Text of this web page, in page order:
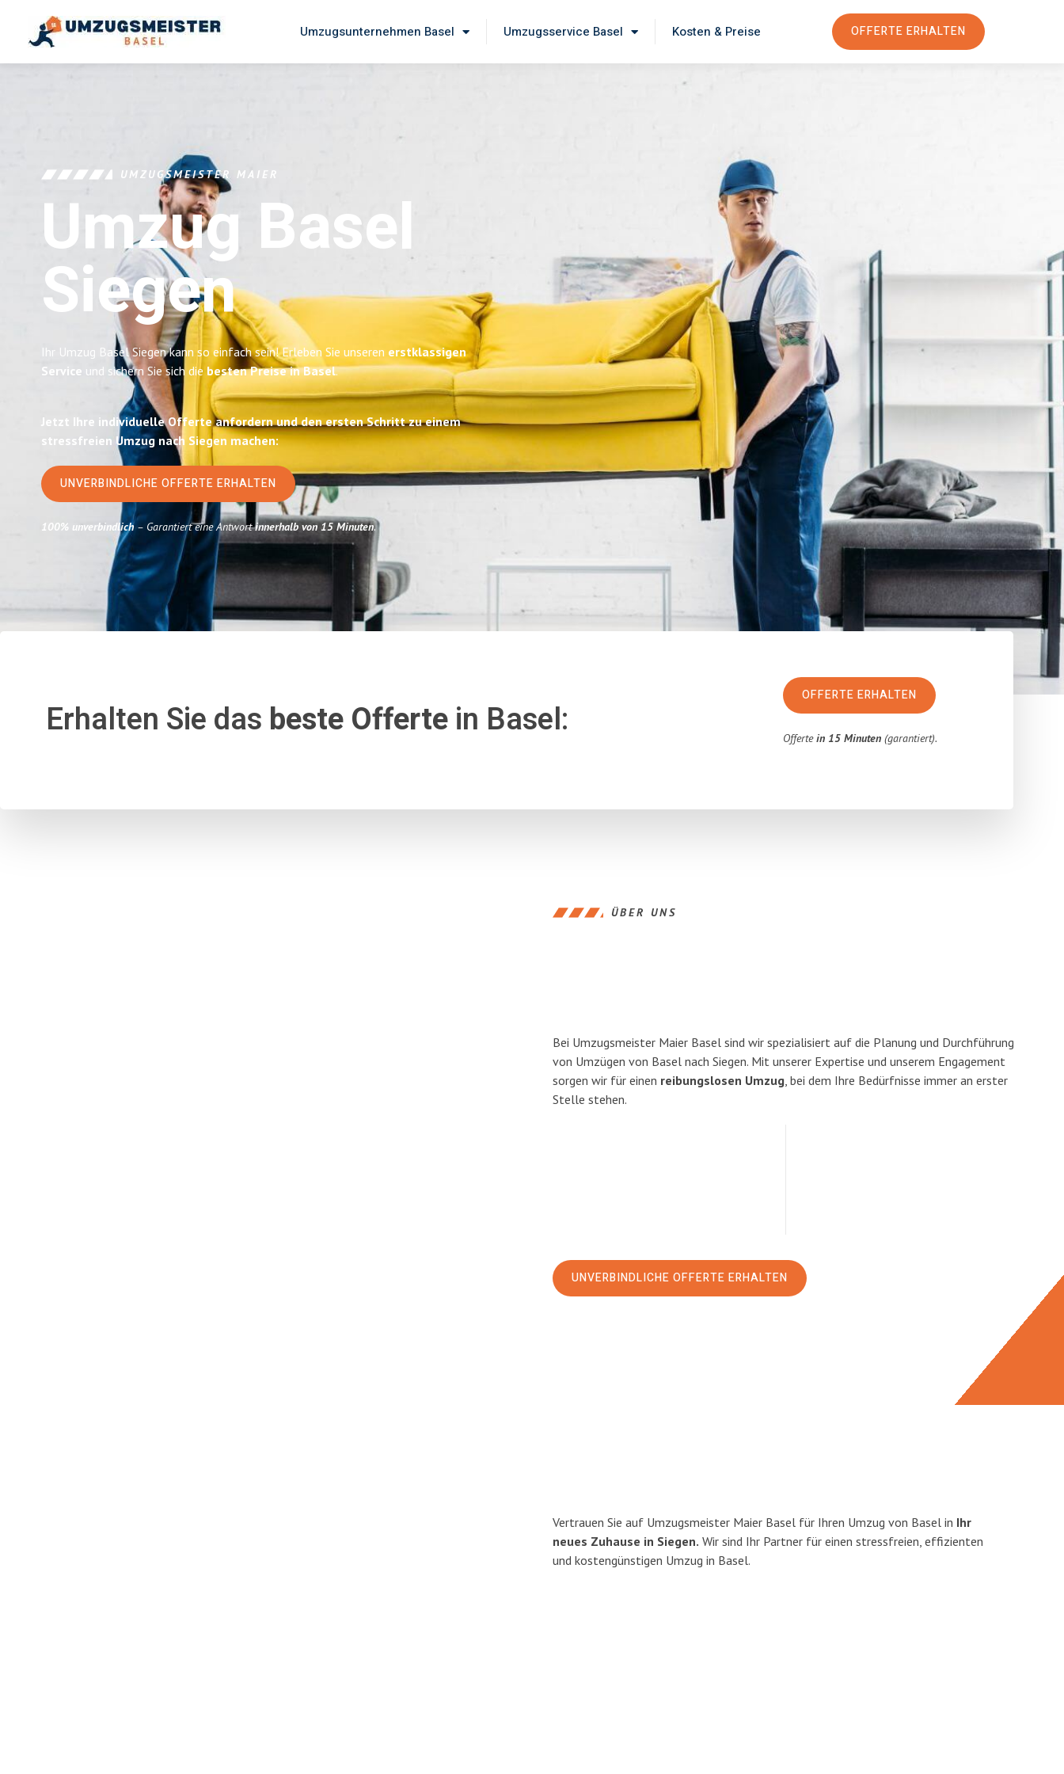
Umzugsunternehmen Basel Umzugsservice Basel Kosten & Preise OFFERTE ERHALTEN
UMZUGSMEISTER MAIER
Umzug Basel
Siegen
Ihr Umzug Basel Siegen kann so einfach sein! Erleben Sie unseren erstklassigen
Service und sichern Sie sich die besten Preise in Basel.
Jetzt Ihre individuelle Offerte anfordern und den ersten Schritt zu einem
stressfreien Umzug nach Siegen machen:
UNVERBINDLICHE OFFERTE ERHALTEN
100% unverbindlich– Garantiert eine Antwortinnerhalb von 15 Minuten.
Erhalten Sie das beste Offertein Basel:
OFFERTE ERHALTEN
Offertein 15 Minuten (garantiert).
ÜBER UNS
Bei Umzugsmeister Maier Basel sind wir spezialisiert auf die Planung und Durchführung
von Umzügen von Basel nach Siegen. Mit unserer Expertise und unserem Engagement
sorgen wir für einen reibungslosen Umzug, bei dem Ihre Bedürfnisse immer an erster
Stelle stehen.
UNVERBINDLICHE OFFERTE ERHALTEN
Vertrauen Sie auf Umzugsmeister Maier Basel für Ihren Umzug von Basel in Ihr
neues Zuhause in Siegen. Wir sind Ihr Partner für einen stressfreien, effizienten
und kostengünstigen Umzug in Basel.